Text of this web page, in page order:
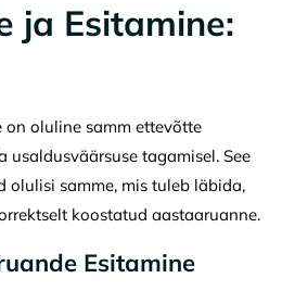
ja Esitamine:
oluline samm ettevõtte
usaldusväärsuse tagamisel. See
olulisi samme, mis tuleb läbida,
koostatud aastaaruanne.
Esitamine